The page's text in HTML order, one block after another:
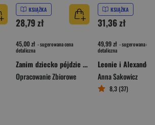
KSIĄŻKA
28,79 zł
45,00 zł - sugerowana cena
detaliczna
Zanim dziecko pójdzie do szkoły
Opracowanie Zbiorowe
KSIĄŻKA
31,36 zł
49,99 zł - sugerowana cena
detaliczna
Leonie i Alexander
Anna Sakowicz
8,3 (37)